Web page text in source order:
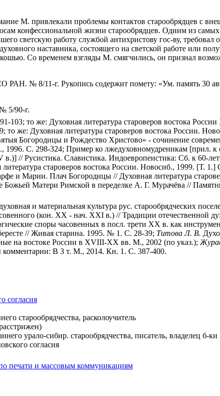
М. привлекали проблемы контактов старообрядцев с
конфессиональной жизни старообрядцев. Одним из
светскую работу службой антихристову гос-ву, требовал
наставника, состоящего на светской работе или
Со временем взгляды М. смягчились, он признал
№ 8/11-г. Рукопись содержит помету: «Ум. память 30
5/90-г.
103; то же: Духовная литература староверов востока
же: Духовная литература староверов востока России.
Богородицы и Рождество Христово» - сочинение
1996. С. 298-324; Пример ко лжедуховномудреникам [прил. к
в.)] // Русистика. Славистика. Индоевропеистика: Сб. к 60-
староверов востока России. Новосиб., 1999. [Т. 1.]
и Марии. Плач Богородицы // Духовная литература
Божьей Матери Римской в переделке А. Г. Мурачёва //
и материальная культура рус. старообрядческих
(кон. XX - нач. XXI в.) // Традиции отечественной
споры часовенных в посл. трети ХХ в. как
// Живая старина. 1995. № 1. С. 28-39; Титова Л. В.
на востоке России в XVIII-XX вв. М., 2002 (по указ.);
В 3 т. М., 2014. Кн. 1. С. 387-400.
согласия
старообрядчества, расколоучитель
урало-сибир. старообрядчества, писатель, владелец б-ки
согласия
печати и массовым коммуникациям